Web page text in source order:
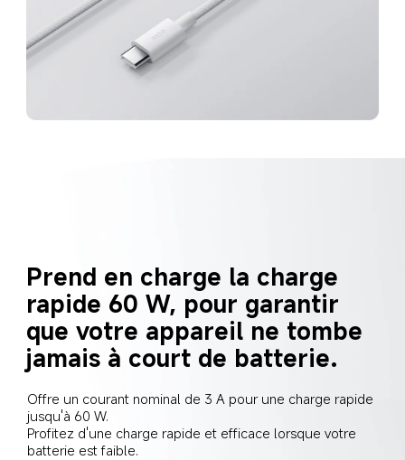
Prend en charge la charge
rapide 60 W, pour garantir
que votre appareil ne tombe
jamais à court de batterie.
Offre un courant nominal de 3 A pour une charge rapide
jusqu'à 60 W.
Profitez d'une charge rapide et efficace lorsque votre
batterie est faible.